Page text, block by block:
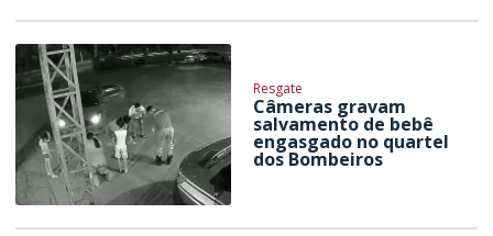
Resgate
Câmeras gravam
salvamento de bebê
engasgado no quartel
dos Bombeiros